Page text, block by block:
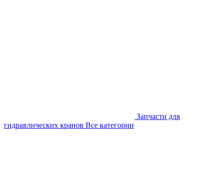
Запчасти для
гидравлических кранов Все категории